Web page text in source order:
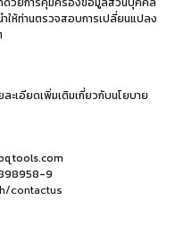
ให้ท่านตรวจสอบการเปลี่ยนแปลง
ะเอียดเพิ่มเติมเกี่ยวกับนโยบาย
9
contactus